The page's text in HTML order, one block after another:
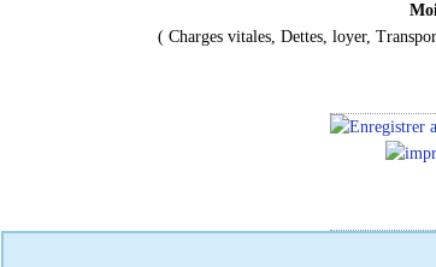
( Charges vitales, Dettes, loyer,